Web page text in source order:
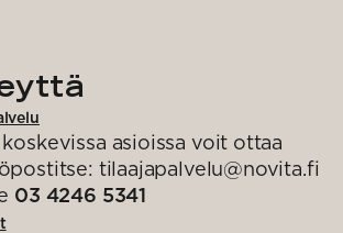
asioissa voit ottaa
tilaajapalvelu@novita.fi
03 4246 5341